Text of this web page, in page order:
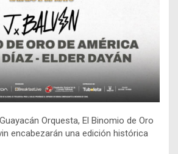
Orquesta, El Binomio de Oro
encabezarán una edición histórica